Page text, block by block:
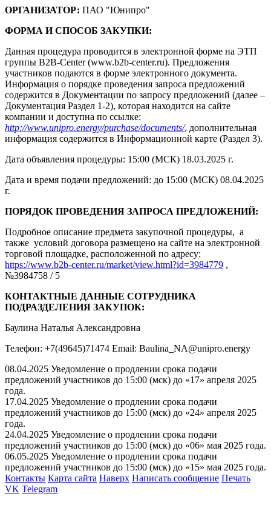
ОРГАНИЗАТОР: ПАО "Юнипро"
ФОРМА И СПОСОБ ЗАКУПКИ:
Данная процедура проводится в электронной форме на ЭТП
группы B2B-Center (www.b2b-center.ru). Предложения
участников подаются в форме электронного документа.
Информация о порядке проведения запроса предложений
содержится в Документации по запросу предложений (далее –
Документация Раздел 1-2), которая находится на сайте
компании и доступна по ссылке:
http://www.unipro.energy/purchase/documents/, дополнительная
информация содержится в Информационной карте (Раздел 3).
Дата объявления процедуры: 15:00 (МСК) 18.03.2025 г.
Дата и время подачи предложений: до 15:00 (МСК) 08.04.2025
г.
ПОРЯДОК ПРОВЕДЕНИЯ ЗАПРОСА ПРЕДЛОЖЕНИЙ:
Подробное описание предмета закупочной процедуры, а
также условий договора размещено на сайте на электронной
торговой площадке, расположенной по адресу:
https://www.b2b-center.ru/market/view.html?id=3984779 ,
№3984758 / 5
КОНТАКТНЫЕ ДАННЫЕ СОТРУДНИКА
ПОДРАЗДЕЛЕНИЯ ЗАКУПОК:
Баулина Наталья Александровна
Телефон: +7(49645)71474 Email: Baulina_NA@unipro.energy
08.04.2025 Уведомление о продлении срока подачи
предложений участников до 15:00 (мск) до «17» апреля 2025
года.
17.04.2025 Уведомление о продлении срока подачи
предложений участников до 15:00 (мск) до «24» апреля 2025
года.
24.04.2025 Уведомление о продлении срока подачи
предложений участников до 15:00 (мск) до «06» мая 2025 года.
06.05.2025 Уведомление о продлении срока подачи
предложений участников до 15:00 (мск) до «15» мая 2025 года.
Контакты Карта сайта Наверх Написать сообщение Печать
VK Telegram